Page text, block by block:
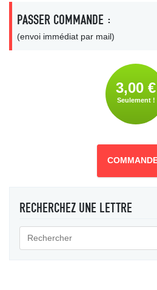
PASSER COMMANDE :
(envoi immédiat par mail)
3,00 €
Seulement !
RECHERCHEZ UNE LETTRE